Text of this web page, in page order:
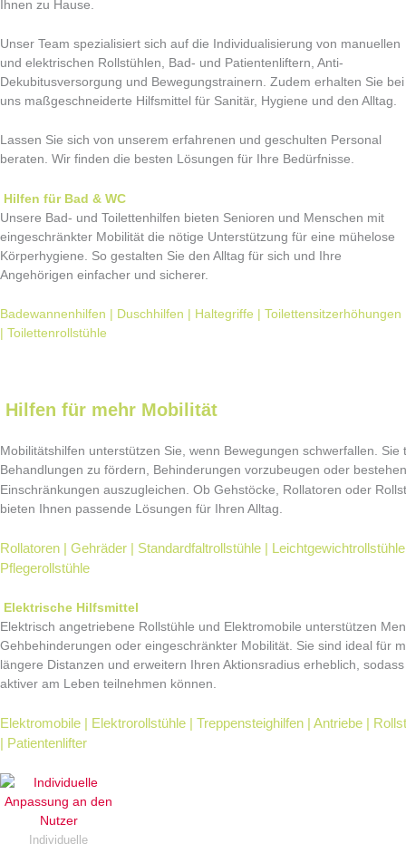
Ihnen zu Hause.
Unser Team spezialisiert sich auf die Individualisierung von manuellen
und elektrischen Rollstühlen, Bad- und Patientenliftern, Anti-
Dekubitusversorgung und Bewegungstrainern. Zudem erhalten Sie bei
uns maßgeschneiderte Hilfsmittel für Sanitär, Hygiene und den Alltag.
Lassen Sie sich von unserem erfahrenen und geschulten Personal
beraten. Wir finden die besten Lösungen für Ihre Bedürfnisse.
Hilfen für Bad & WC
Unsere Bad- und Toilettenhilfen bieten Senioren und Menschen mit
eingeschränkter Mobilität die nötige Unterstützung für eine mühelose
Körperhygiene. So gestalten Sie den Alltag für sich und Ihre
Angehörigen einfacher und sicherer.
Badewannenhilfen | Duschhilfen | Haltegriffe | Toilettensitzerhöhungen
| Toilettenrollstühle
Hilfen für mehr Mobilität
Mobilitätshilfen unterstützen Sie, wenn Bewegungen schwerfallen. Sie
Behandlungen zu fördern, Behinderungen vorzubeugen oder
Einschränkungen auszugleichen. Ob Gehstöcke, Rollatoren oder
bieten Ihnen passende Lösungen für Ihren Alltag.
Rollatoren | Gehräder | Standardfaltrollstühle |
Pflegerollstühle
Elektrische Hilfsmittel
Elektrisch angetriebene Rollstühle und Elektromobile unterstützen
Gehbehinderungen oder eingeschränkter Mobilität. Sie sind ideal für
längere Distanzen und erweitern Ihren Aktionsradius erheblich,
aktiver am Leben teilnehmen können.
Elektromobile | Elektrorollstühle | Treppensteighilfen | Antriebe |
| Patientenlifter
Individuelle